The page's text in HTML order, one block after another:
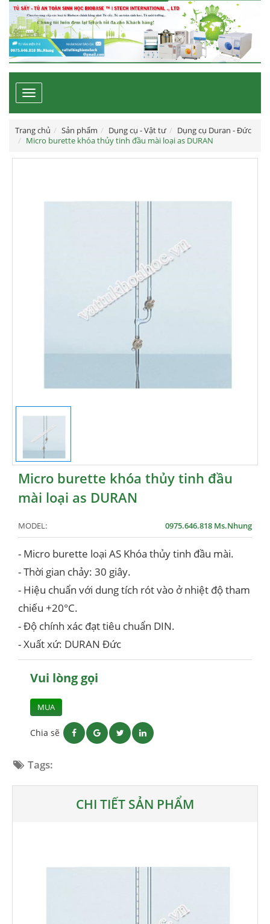
Toggle
navigation
Trang chủ Sản phẩm Dụng cụ - Vật tư
Dụng cụ Duran - Đức
Micro burette khóa thủy tinh đầu mài loại as DURAN
Micro burette khóa thủy tinh đầu
mài loại as DURAN
MODEL: 0975.646.818 Ms.Nhung
- Micro burette loại AS Khóa thủy tinh đầu mài.
- Thời gian chảy: 30 giây.
- Hiệu chuẩn với dung tích rót vào ở nhiệt độ tham
chiếu +20°C.
- Độ chính xác đạt tiêu chuẩn DIN.
- Xuất xứ: DURAN Đức
Vui lòng gọi
MUA
Chia sẽ
Tags:
CHI TIẾT SẢN PHẨM